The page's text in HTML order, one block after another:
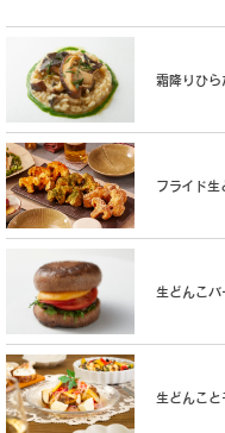
霜降りひ
フライド
生どんこバ
生どんこ